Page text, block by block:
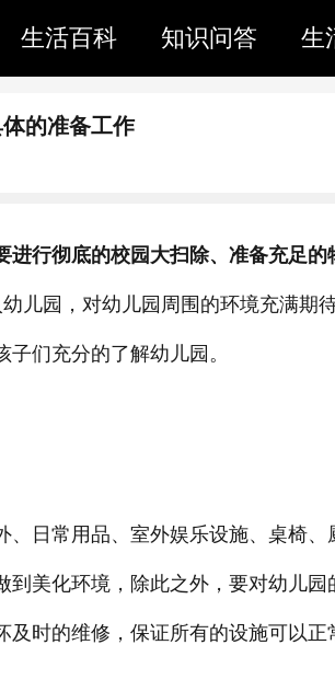
生活百科 知识问答 生
的准备工作
行彻底的校园大扫除、准备充足的
儿园，对幼儿园周围的环境充满期
们充分的了解幼儿园。
日常用品、室外娱乐设施、桌椅、
美化环境，除此之外，要对幼儿园
时的维修，保证所有的设施可以正